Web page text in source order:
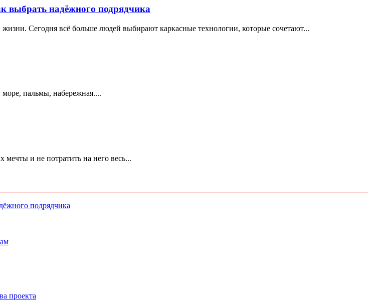
выбрать надёжного подрядчика
Сегодня всё больше людей выбирают каркасные технологии, которые сочетают...
пальмы, набережная....
мечты и не потратить на него весь...
подрядчика
проекта